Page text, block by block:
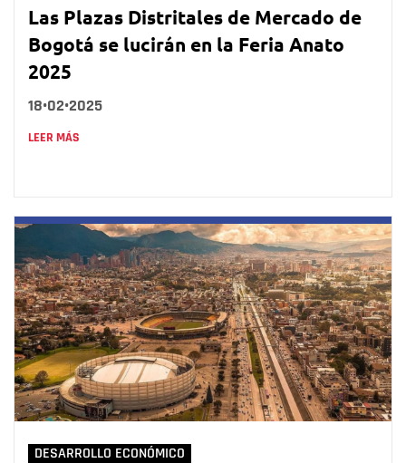
Las Plazas Distritales de Mercado de
Bogotá se lucirán en la Feria Anato
2025
18•02•2025
LEER MÁS
DESARROLLO ECONÓMICO